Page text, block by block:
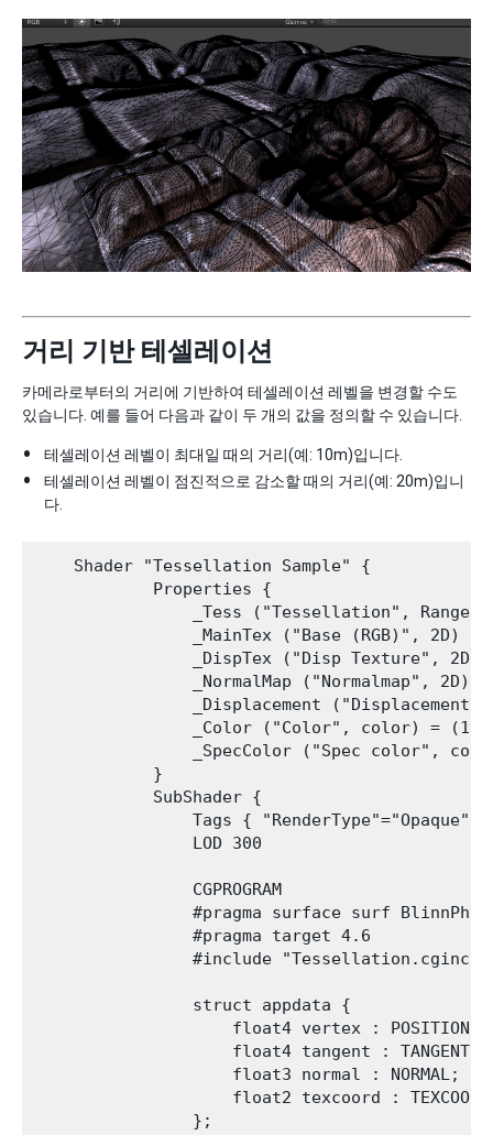
거리 기반 테셀레이션
카메라로부터의 거리에 기반하여 테셀레이션 레벨을 변경할 수도
있습니다. 예를 들어 다음과 같이 두 개의 값을 정의할 수 있습니다.
테셀레이션 레벨이 최대일 때의 거리(예: 10m)입니다.
테셀레이션 레벨이 점진적으로 감소할 때의 거리(예: 20m)입니
다.
    Shader "Tessellation Sample" {
            Properties {
_Tess ("Tessellation",
_MainTex ("Base (RGB)", 2D) =
_DispTex ("Disp Texture", 2D)
_NormalMap ("Normalmap", 2D)
_Displacement
_Color ("Color", color) =
_SpecColor ("Spec color",
            }
            SubShader {
                Tags { "RenderType"="Opaque" }
                LOD 300
                CGPROGRAM
#pragma surface surf
                #pragma target 4.6
                #include "Tessellation.cginc"
                struct appdata {
                    float4 vertex : POSITION;
                    float4 tangent : TANGENT;
                    float3 normal : NORMAL;
float2 texcoord :
                };